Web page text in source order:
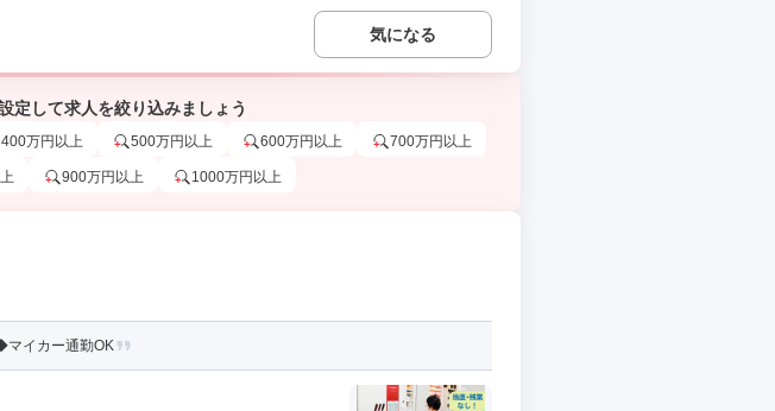
気になる
定して求人を絞り込みましょう
400万円以上 500万円以上 600万円以上 700万円以上
900万円以上 1000万円以上
イカー通勤OK